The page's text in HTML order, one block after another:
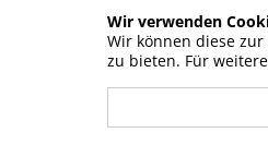
© BZB - Behinderten-
Wir verwenden
Wir können diese
zu bieten. Für